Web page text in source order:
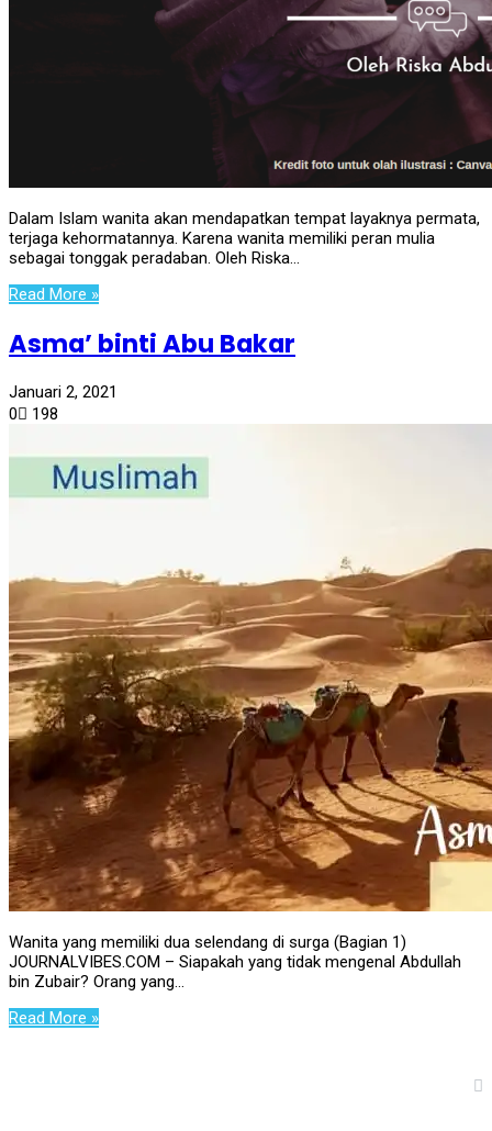
Dalam Islam wanita akan mendapatkan tempat layaknya permata,
terjaga kehormatannya. Karena wanita memiliki peran mulia
sebagai tonggak peradaban. Oleh Riska…
Read More »
Asma’ binti Abu Bakar
Januari 2, 2021
0
198
Wanita yang memiliki dua selendang di surga (Bagian 1)
JOURNALVIBES.COM – Siapakah yang tidak mengenal Abdullah
bin Zubair? Orang yang…
Read More »